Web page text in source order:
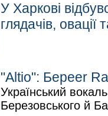
У Харкові
глядачів, овації
"Altio": Береer
Український
Березовського й